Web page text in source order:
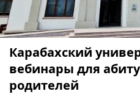
Карабахский
вебинары для
родителей